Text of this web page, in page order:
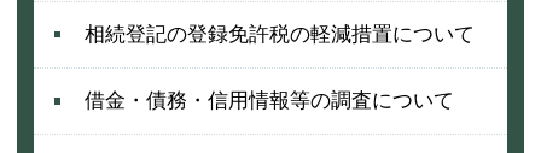
相続登記の登録免許税の軽減措置について
借金・債務・信用情報等の調査について